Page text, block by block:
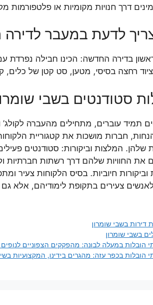
דרך חנויות מקומיות או פלטפורמות
לדעת במעבר לדירה
בדירה החדשה: הכינו חבילה נפרדת
רחצה בסיסי, מטען, סט קטן של
סטודנטים בשבי
תמיד עוברים, מתחילים מהעברה
חברות מושכות את קטגוריית
שלהן. המלצות וביקורות: סטודנטים
החוויות שלהם דרך רשתות חברתיות
וביקורות חיוביות. בסיס הלקוחות צעיר
לאנשים צעירים בתקופת לימודיהם, אלא
דירות בשבי שומרון
בשבי שומרון
הובלות במעלה לבונה: מהפקקים הצפוניים לנופים
הובלות בכפר עזה: מהגרים בידינו, המקצועיות